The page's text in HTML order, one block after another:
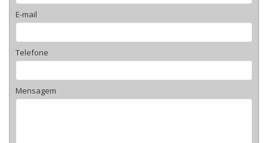
E-mail
Telefone
Mensagem